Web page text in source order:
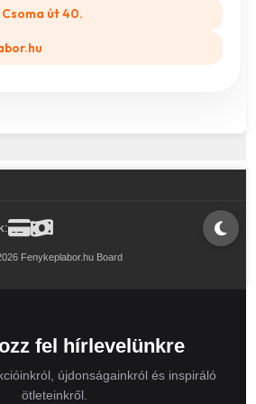
Csoma út 40.
Fenykeplabor.hu Board
fel hírlevelünkre
újdonságainkról és inspiráló
ötleteinkről.